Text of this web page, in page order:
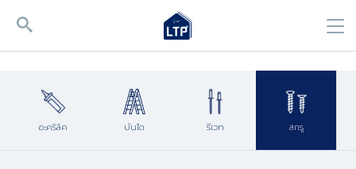
อะคริลิค บันได รีเวท สกรู